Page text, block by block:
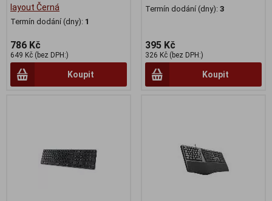
layout Černá
Termín dodání (dny): 1
786 Kč
649 Kč (bez DPH:)
Koupit
Termín dodání (dny): 3
395 Kč
326 Kč (bez DPH:)
Koupit